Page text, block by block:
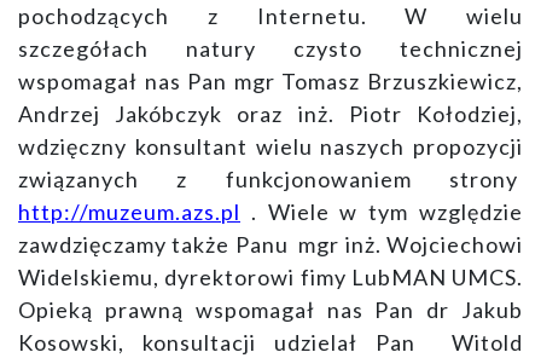
pochodzących z Internetu. W wielu
szczegółach natury czysto technicznej
wspomagał nas Pan mgr Tomasz Brzuszkiewicz,
Andrzej Jakóbczyk oraz inż. Piotr Kołodziej,
wdzięczny konsultant wielu naszych propozycji
związanych z funkcjonowaniem strony
http://muzeum.azs.pl . Wiele w tym względzie
zawdzięczamy także Panu mgr inż. Wojciechowi
Widelskiemu, dyrektorowi fimy LubMAN UMCS.
Opieką prawną wspomagał nas Pan dr Jakub
Kosowski, konsultacji udzielał Pan Witold